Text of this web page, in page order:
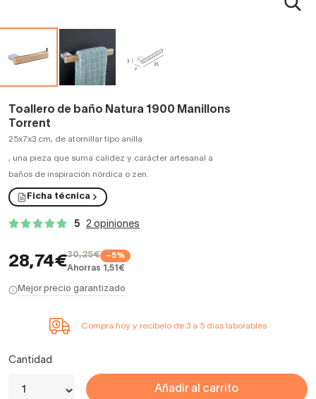
Toallero de baño Natura 1900 Manillons
Torrent
25x7x3 cm, de atornillar tipo anilla
, una pieza que suma calidez y carácter artesanal a
baños de inspiración nórdica o zen.
Ficha técnica
5 2 opiniones
28,74€30,25€ −5%
Ahorras 1,51€
Mejor precio garantizado
Compra hoy y recíbelo de 3 a 5 días laborables
Cantidad
Añadir al carrito